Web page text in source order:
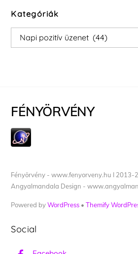
Kategóriák
Kategóriák
FÉNYÖRVÉNY
Fényörvény - www.fenyorveny.hu I 2013-
Angyalmandala Design -
Powered byWordPress •Themify
Social